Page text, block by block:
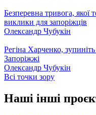
Безперевна тривога, якої
виклики для запоріжців
Олександр Чубукін
Регіна Харченко,
Запоріжжі
Олександр Чубукін
Всі точки зору
Наші інші